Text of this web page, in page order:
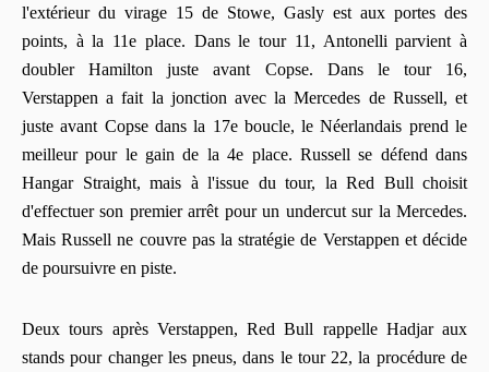
l'extérieur du virage 15 de Stowe, Gasly est aux portes des
points, à la 11e place. Dans le tour 11, Antonelli parvient à
doubler Hamilton juste avant Copse. Dans le tour 16,
Verstappen a fait la jonction avec la Mercedes de Russell, et
juste avant Copse dans la 17e boucle, le Néerlandais prend le
meilleur pour le gain de la 4e place. Russell se défend dans
Hangar Straight, mais à l'issue du tour, la Red Bull choisit
d'effectuer son premier arrêt pour un undercut sur la Mercedes.
Mais Russell ne couvre pas la stratégie de Verstappen et décide
de poursuivre en piste.
Deux tours après Verstappen, Red Bull rappelle Hadjar aux
stands pour changer les pneus, dans le tour 22, la procédure de